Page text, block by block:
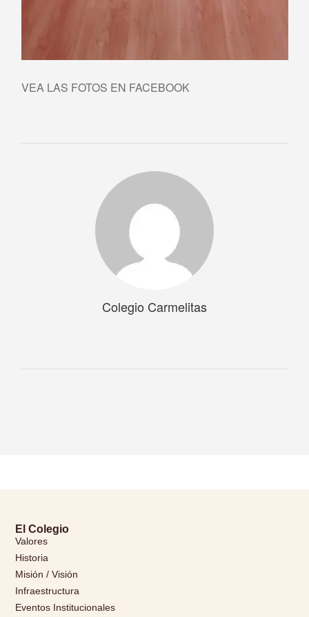
VEA LAS FOTOS EN FACEBOOK
Colegio Carmelitas
El Colegio
Valores
Historia
Misión / Visión
Infraestructura
Eventos Institucionales